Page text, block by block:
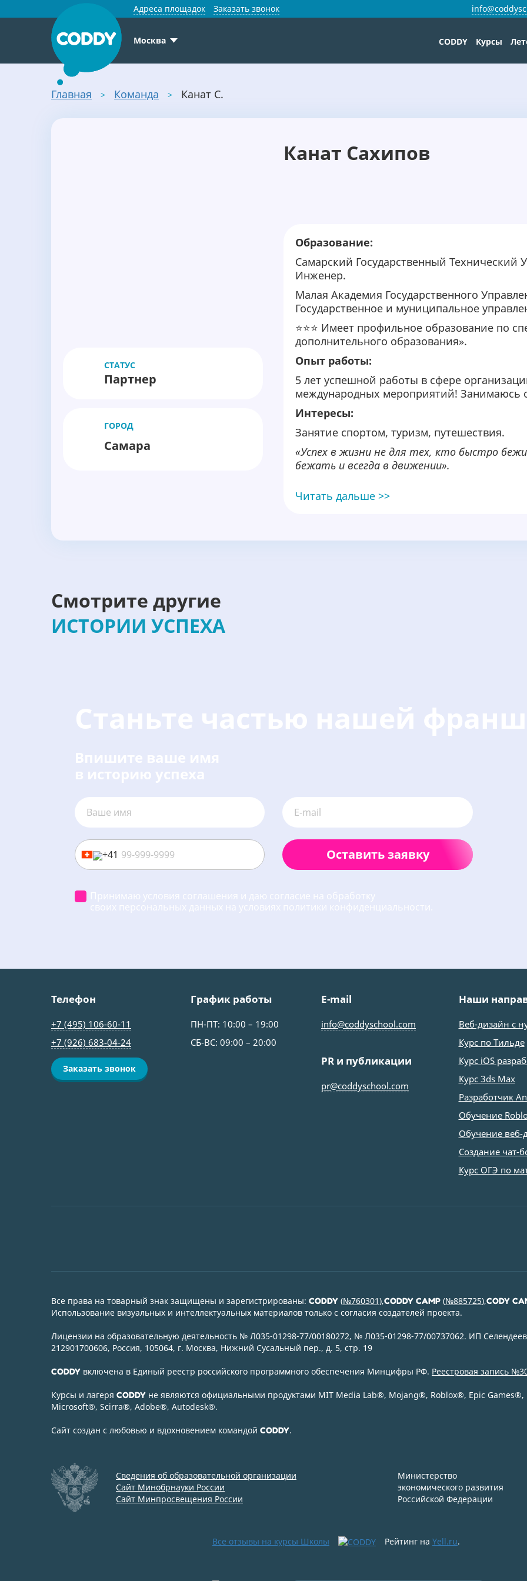
Адреса площадок Заказать звонок
Москва CODDY Курсы
Главная Команда Канат С.
СТАТУС
Партнер
ГОРОД
Самара
Канат Сахипов
Образование:
Самарский Государственный Технический
Инженер.
Малая Академия Государственного
Государственное и муниципальное
⭐⭐⭐ Имеет профильное образование по
дополнительного образования».
Опыт работы:
5 лет успешной работы в сфере
международных мероприятий! Занимаюсь
Интересы:
Занятие спортом, туризм, путешествия.
«Успех в жизни не для тех, кто быстро
бежать и всегда в движении».
Читать дальше >>
Смотрите другие
ИСТОРИИ УСПЕХА
Станьте частью нашей
Впишите ваше имя
в историю успеха
+41 Оставить заявку
Принимаю условия соглашения и даю согласие на обработку
своих персональных данных на условиях политики конфиденциальности.
Телефон
+7 (495) 106-60-11
+7 (926) 683‑04-24
Заказать звонок
График работы
ПН-ПТ: 10:00 – 19:00
СБ-ВС: 09:00 – 20:00
E-mail
info@coddyschool.com
PR и публикации
pr@coddyschool.com
Наши
Веб-дизайн с
Курс по Тильде
Курс iOS
Курс 3ds Max
Разработчик
Обучение
Обучение веб-
Создание чат-
Курс ОГЭ по
Все права на товарный знак защищены и зарегистрированы: CODDY (№760301),CODDY CAMP (№885725),CODY
Использование визуальных и интеллектуальных материалов только с согласия создателей проекта.
Лицензии на образовательную деятельность № Л035-01298-77/00180272, № Л035-01298-77/00737062. ИП
212901700606, Россия, 105064, г. Москва, Нижний Сусальный пер., д. 5, стр. 19
CODDY включена в Единый реестр российского программного обеспечения Минцифры РФ. Реестровая запись
Курсы и лагеря CODDY не являются официальными продуктами MIT Media Lab®, Mojang®, Roblox®, Epic Games®,
Microsoft®, Scirra®, Adobe®, Autodesk®.
Сайт создан с любовью и вдохновением командой CODDY.
Сведения об образовательной организации
Сайт Минобрнауки России
Сайт Минпросвещения России
Министерство
экономического развития
Российской Федерации
Все отзывы на курсы Школы Рейтинг на Yell.ru.